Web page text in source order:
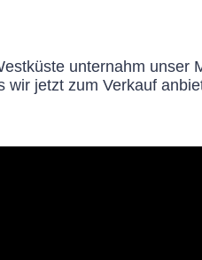
unternahm unser
wir jetzt zum Verkauf